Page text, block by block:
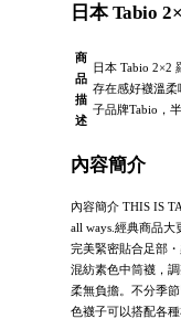
日本 Tabio
商
品
描
述
日本 Tabio 2×2
存在感好襪溫
子品牌Tabio，
內容簡介
內容簡介 THIS IS
all ways.經典商品大
完美緊密貼合足部
混紡素色中筒襪，
柔無負擔。不分季
色襪子可以搭配各